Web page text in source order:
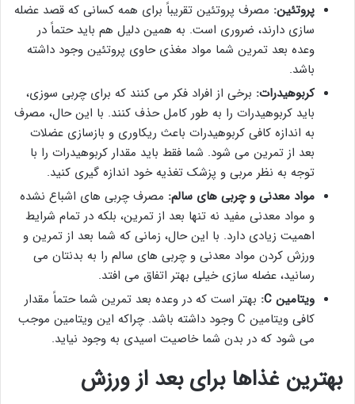
پروتئین: مصرف پروتئین تقریباً برای همه کسانی که قصد عضله
سازی دارند، ضروری است. به همین دلیل هم باید حتماً در
وعده بعد تمرین شما مواد مغذی حاوی پروتئین وجود داشته
باشد.
کربوهیدرات: برخی از افراد فکر می کنند که برای چربی سوزی،
باید کربوهیدرات را به طور کامل حذف کنند. با این حال، مصرف
به اندازه کافی کربوهیدرات باعث ریکاوری و بازسازی عضلات
بعد از تمرین می شود. شما فقط باید مقدار کربوهیدرات را با
توجه به نظر مربی و پزشک تغذیه خود اندازه گیری کنید.
مواد معدنی و چربی های سالم: مصرف چربی های اشباع نشده
و مواد معدنی مفید نه تنها بعد از تمرین، بلکه در تمام شرایط
اهمیت زیادی دارد. با این حال، زمانی که شما بعد از تمرین و
ورزش کردن مواد معدنی و چربی های سالم را به بدنتان می
رسانید، عضله سازی خیلی بهتر اتفاق می افتد.
ویتامین C
: بهتر است که در وعده بعد تمرین شما حتماً مقدار
کافی ویتامین C وجود داشته باشد. چراکه این ویتامین موجب
می شود که در بدن شما خاصیت اسیدی به وجود نیاید.
بهترین غذاها برای بعد از ورزش